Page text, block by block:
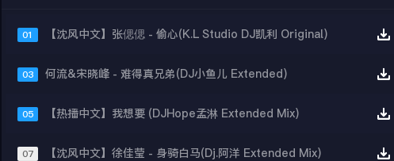
01 【沈风中文】张偲偲 - 偷心(K.L Studio DJ凯利 Original)
03 何流&宋晓峰 - 难得真兄弟(DJ小鱼儿 Extended)
05 【热播中文】我想要 (DJHope孟淋 Extended Mix)
07 【沈风中文】徐佳莹 - 身骑白马(Dj.阿洋 Extended Mix)